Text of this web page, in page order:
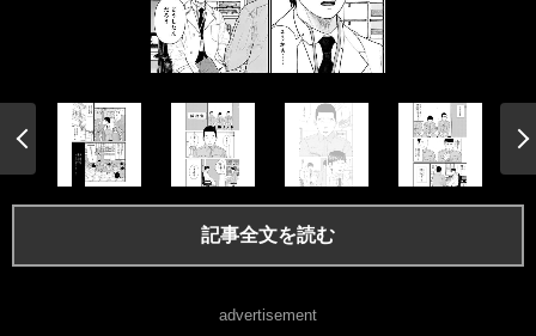
記事全文を読む
advertisement